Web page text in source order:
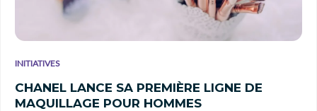
INITIATIVES
CHANEL LANCE SA PREMIÈRE LIGNE DE
MAQUILLAGE POUR HOMMES